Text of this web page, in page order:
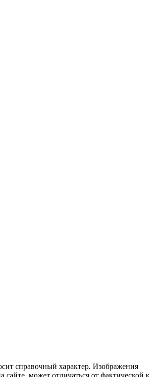
справочный характер. Изображения